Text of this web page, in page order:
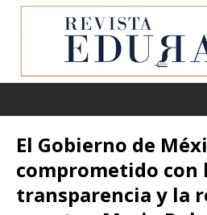
El Gobierno de
comprometido con
transparencia y la